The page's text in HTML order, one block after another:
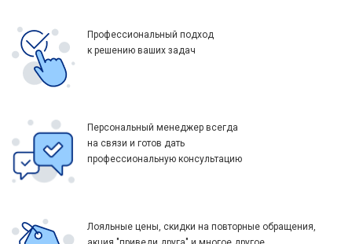
Профессиональный подход
к решению ваших задач
Персональный менеджер всегда
на связи и готов дать
профессиональную консультацию
Лояльные цены, скидки на повторные обращения,